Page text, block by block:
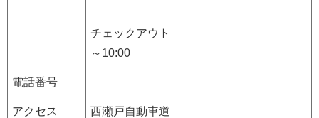
チェックアウト
～10:00
電話番号
アクセス
西瀬戸自動車道